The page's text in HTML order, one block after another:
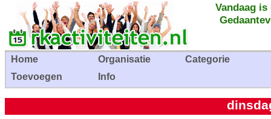
Vandaag
Home Organisatie
Categorie
Toevoegen
Info